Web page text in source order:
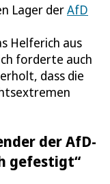
Lager derAfD
Helferich aus
forderte auch
dass die
der AfD-
gefestigt“